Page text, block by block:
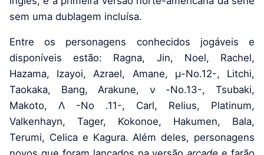
sem uma dublagem incluísa.
Entre os personagens conhecidos jogáveis ​​e
disponíveis estão: Ragna, Jin, Noel, Rachel,
Hazama, Izayoi, Azrael, Amane, μ-No.12-, Litchi,
Taokaka, Bang, Arakune, ν -No.13-, Tsubaki,
Makoto, Λ -No .11-, Carl, Relius, Platinum,
Valkenhayn, Tager, Kokonoe, Hakumen, Bala,
Terumi, Celica e Kagura. Além deles, personagens